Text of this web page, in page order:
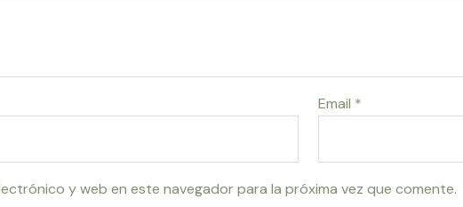
Email *
y web en este navegador para la próxima vez que comente.